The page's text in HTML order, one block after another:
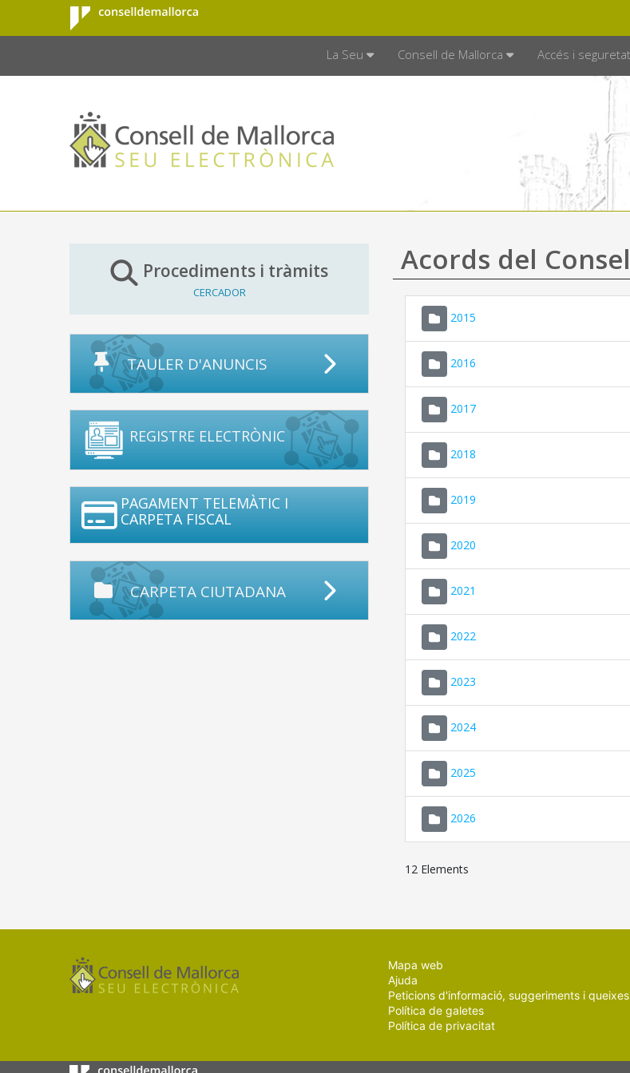
Salta al contingut principal
Consell de
Mallorca
La Seu Consell de Mallorca Accés i seguretat
Procediments i tràmits
CERCADOR
TAULER D'ANUNCIS
REGISTRE ELECTRÒNIC
PAGAMENT TELEMÀTIC I
CARPETA FISCAL
CARPETA CIUTADANA
Acords del
2015
2016
2017
2018
2019
2020
2021
2022
2023
2024
2025
2026
12 Elements
Mapa web
Ajuda
Peticions d'informació, suggeriments i queixes
Política de galetes
Política de privacitat